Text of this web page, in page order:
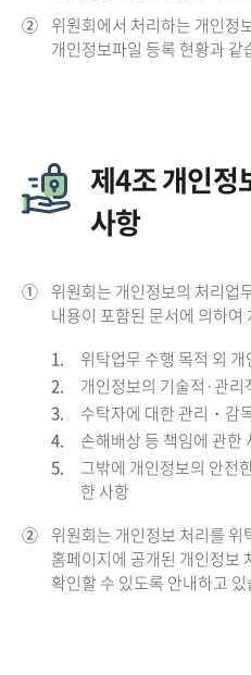
② 위원회에서 처리하는 개인정
개인정보파일 등록 현황과 같
제4조 개인정
사항
① 위원회는 개인정보의 처리업
내용이 포함된 문서에 의하여
1.
위탁업무 수행 목적 외
2.
개인정보의 기술적·관
3.
수탁자에 대한 관리・감
4.
손해배상 등 책임에 관한
5.
그밖에 개인정보의 안전
한 사항
② 위원회는 개인정보 처리를
홈페이지에 공개된 개인정보
확인할 수 있도록 안내하고